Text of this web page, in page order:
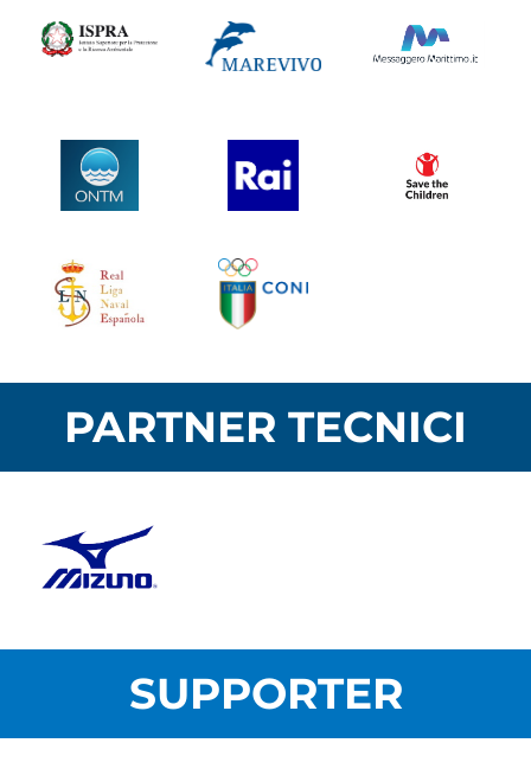
PARTNER TECNICI
SUPPORTER